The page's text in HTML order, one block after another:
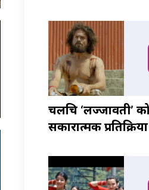
चलचित्र ‘लज्जावती’
सकारात्मक प्रतिक्रिया